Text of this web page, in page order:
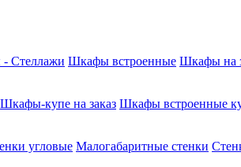
Стеллажи Шкафы встроенные Шкафы на
Шкафы-купе на заказ Шкафы встроенные
угловые Малогабаритные стенки